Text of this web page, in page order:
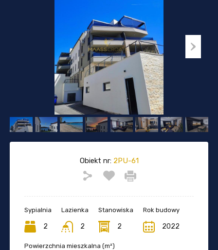
Obiekt nr:2PU-61
Sypialnia
2
Lazienka
2
Stanowiska
2
Rok budowy
2022
Powierzchnia mieszkalna (m²)